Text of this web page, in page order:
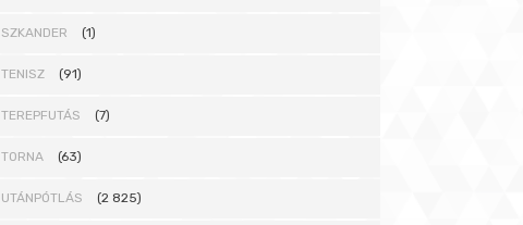
SZKANDER (1)
TENISZ (91)
TEREPFUTÁS (7)
TORNA (63)
UTÁNPÓTLÁS (2 825)